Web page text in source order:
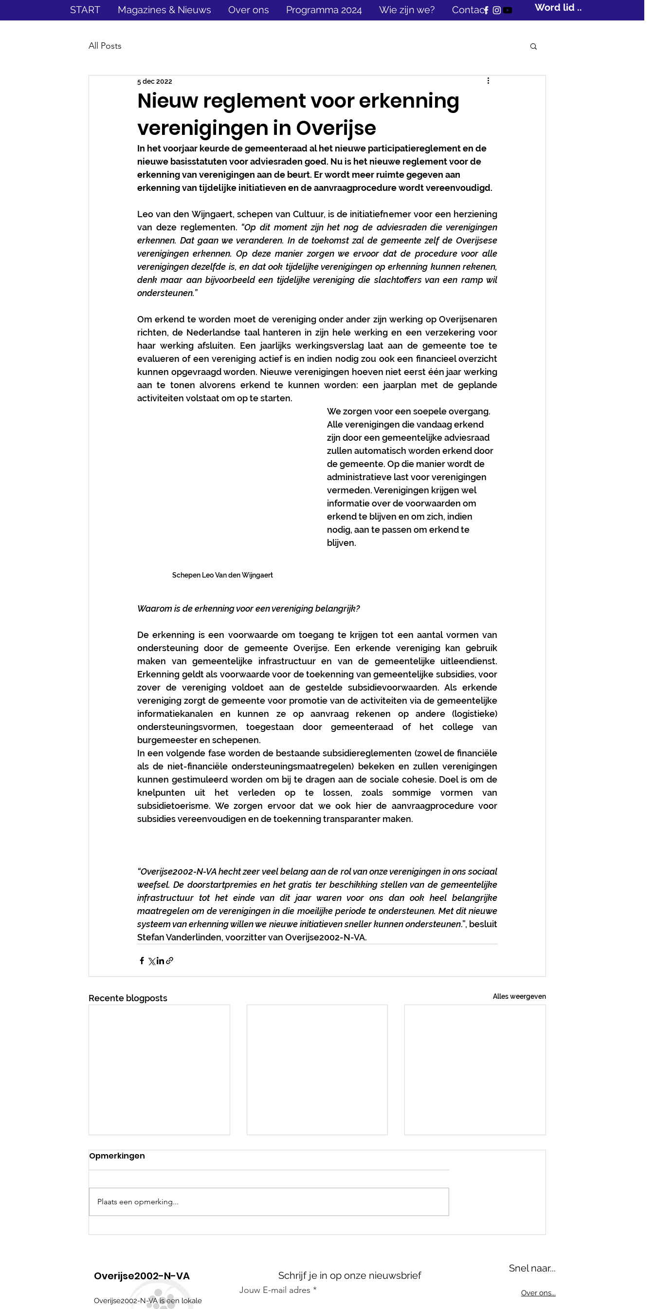
START Magazines & Nieuws Over ons Programma 2024 Wie zijn we? Contact Word lid ...
All Posts
Nieuw reglement voor erkenning
verenigingen in Overijse
5 dec 2022
In het voorjaar keurde de gemeenteraad al het nieuwe participatiereglement en de
nieuwe basisstatuten voor adviesraden goed. Nu is het nieuwe reglement voor de
erkenning van verenigingen aan de beurt. Er wordt meer ruimte gegeven aan
erkenning van tijdelijke initiatieven en de aanvraagprocedure wordt vereenvoudigd.
Leo van den Wijngaert, schepen van Cultuur, is de initiatiefnemer voor een herziening
van deze reglementen. “Op dit moment zijn het nog de adviesraden die verenigingen
erkennen. Dat gaan we veranderen. In de toekomst zal de gemeente zelf de Overijsese
verenigingen erkennen. Op deze manier zorgen we ervoor dat de procedure voor alle
verenigingen dezelfde is, en dat ook tijdelijke verenigingen op erkenning kunnen rekenen,
denk maar aan bijvoorbeeld een tijdelijke vereniging die slachtoffers van een ramp wil
ondersteunen.”
Om erkend te worden moet de vereniging onder ander zijn werking op Overijsenaren
richten, de Nederlandse taal hanteren in zijn hele werking en een verzekering voor
haar werking afsluiten. Een jaarlijks werkingsverslag laat aan de gemeente toe te
evalueren of een vereniging actief is en indien nodig zou ook een financieel overzicht
kunnen opgevraagd worden. Nieuwe verenigingen hoeven niet eerst één jaar werking
aan te tonen alvorens erkend te kunnen worden: een jaarplan met de geplande
activiteiten volstaat om op te starten.
Schepen Leo Van den Wijngaert
We zorgen voor een soepele overgang.
Alle verenigingen die vandaag erkend
zijn door een gemeentelijke adviesraad
zullen automatisch worden erkend door
de gemeente. Op die manier wordt de
administratieve last voor verenigingen
vermeden. Verenigingen krijgen wel
informatie over de voorwaarden om
erkend te blijven en om zich, indien
nodig, aan te passen om erkend te
blijven.
Waarom is de erkenning voor een vereniging belangrijk?
De erkenning is een voorwaarde om toegang te krijgen tot een aantal vormen van
ondersteuning door de gemeente Overijse. Een erkende vereniging kan gebruik
maken van gemeentelijke infrastructuur en van de gemeentelijke uitleendienst.
Erkenning geldt als voorwaarde voor de toekenning van gemeentelijke subsidies, voor
zover de vereniging voldoet aan de gestelde subsidievoorwaarden. Als erkende
vereniging zorgt de gemeente voor promotie van de activiteiten via de gemeentelijke
informatiekanalen en kunnen ze op aanvraag rekenen op andere (logistieke)
ondersteuningsvormen, toegestaan door gemeenteraad of het college van
burgemeester en schepenen.
In een volgende fase worden de bestaande subsidiereglementen (zowel de financiële
als de niet-financiële ondersteuningsmaatregelen) bekeken en zullen verenigingen
kunnen gestimuleerd worden om bij te dragen aan de sociale cohesie. Doel is om de
knelpunten uit het verleden op te lossen, zoals sommige vormen van
subsidietoerisme. We zorgen ervoor dat we ook hier de aanvraagprocedure voor
subsidies vereenvoudigen en de toekenning transparanter maken.
“Overijse2002-N-VA hecht zeer veel belang aan de rol van onze verenigingen in ons sociaal
weefsel. De doorstartpremies en het gratis ter beschikking stellen van de gemeentelijke
infrastructuur tot het einde van dit jaar waren voor ons dan ook heel belangrijke
maatregelen om de verenigingen in die moeilijke periode te ondersteunen. Met dit nieuwe
systeem van erkenning willen we nieuwe initiatieven sneller kunnen ondersteunen.”, besluit
Stefan Vanderlinden, voorzitter van Overijse2002-N-VA.
Recente blogposts Alles weergeven
Overijse zet samen met
extra in de kijker
Vennoten bereiken
afvalintercommunale
Interrand
🚧 Overijse zet
Opmerkingen
Plaats een opmerking...
Overijse2002-N-VA
Overijse2002-N-VA is een lokale
Schrijf je in op onze nieuwsbrief
Jouw E-mail adres
Snel naar...
Over ons...